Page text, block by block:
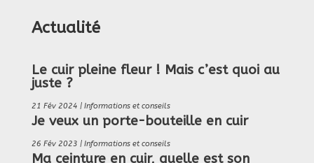
Actualité
Le cuir pleine fleur ! Mais c’est quoi au
juste ?
21 Fév 2024 | Informations et conseils
Je veux un porte-bouteille en cuir
26 Fév 2023 | Informations et conseils
Ma ceinture en cuir, quelle est son